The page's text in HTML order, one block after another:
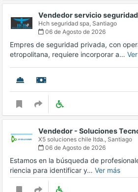
Vendedor servicio
Hch seguridad spa, Santiago
06 de Agosto de 2026
Empres de seguridad privada, con
etropolitana, requiere incorporar a…
Vendedor - Soluciones
X5 soluciones chile ltda., Santiago
06 de Agosto de 2026
Estamos en la búsqueda de
riencia para identificar y… Ver más